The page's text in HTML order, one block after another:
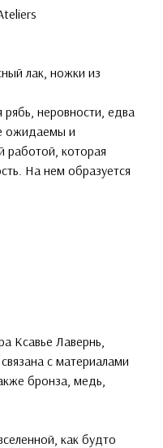
лак, ножки из
неровности, едва
ожидаемы и
работой, которая
На нем образуется
Ксавье Лавернь,
с материалами
бронза, медь,
как будто